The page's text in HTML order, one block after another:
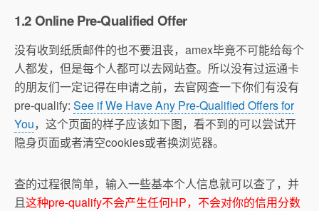
1.2 Online Pre-Qualified Offer
没有收到纸质邮件的也不要沮丧，amex毕竟不可能给每个
人都发，但是每个人都可以去网站查。所以没有过运通卡
的朋友们一定记得在申请之前，去官网查一下你们有没有
pre-qualify: See if We Have Any Pre-Qualified Offers for
You，这个页面的样子应该如下图，看不到的可以尝试开
隐身页面或者清空cookies或者换浏览器。
查的过程很简单，输入一些基本个人信息就可以查了，并
且这种pre-qualify不会产生任何HP，不会对你的信用分数